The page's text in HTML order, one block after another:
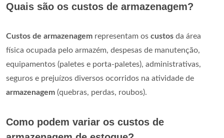
Quais são os custos de armazenagem?
Custos de armazenagem representam os custos da área
física ocupada pelo armazém, despesas de manutenção,
equipamentos (paletes e porta-paletes), administrativas,
seguros e prejuízos diversos ocorridos na atividade de
armazenagem (quebras, perdas, roubos).
Como podem variar os custos de